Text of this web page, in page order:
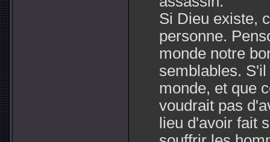
Si Dieu existe,
personne.
monde notre
semblables.
monde, et que
voudrait pas
lieu d'avoir fait